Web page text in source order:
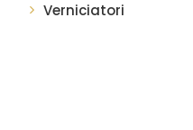
Verniciatori